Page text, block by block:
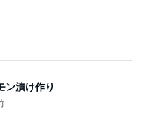
ン漬け作り